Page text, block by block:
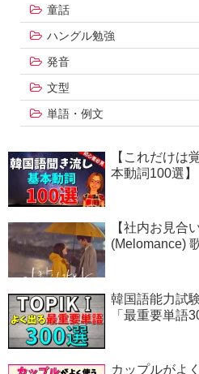
童話
ハングル勉強
発音
文型
単語・例文
【これだけは
本動詞100選】
【社内お見合
(Melomance)
韓国語能力試
「最重要単語
カップルがよ